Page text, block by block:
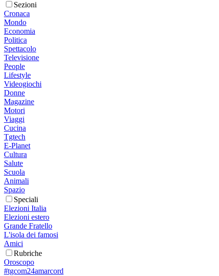
Sezioni
Cronaca
Mondo
Economia
Politica
Spettacolo
Televisione
People
Lifestyle
Videogiochi
Donne
Magazine
Motori
Viaggi
Cucina
Tgtech
E-Planet
Cultura
Salute
Scuola
Animali
Spazio
Speciali
Elezioni Italia
Elezioni estero
Grande Fratello
L'isola dei famosi
Amici
Rubriche
Oroscopo
#tgcom24amarcord